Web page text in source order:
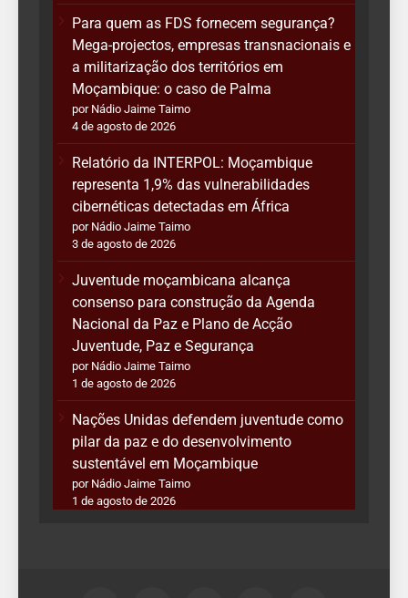
Para quem as FDS fornecem segurança?
Mega-projectos, empresas transnacionais e
a militarização dos territórios em
Moçambique: o caso de Palma
por Nádio Jaime Taimo
4 de agosto de 2026
Relatório da INTERPOL: Moçambique
representa 1,9% das vulnerabilidades
cibernéticas detectadas em África
por Nádio Jaime Taimo
3 de agosto de 2026
Juventude moçambicana alcança
consenso para construção da Agenda
Nacional da Paz e Plano de Acção
Juventude, Paz e Segurança
por Nádio Jaime Taimo
1 de agosto de 2026
Nações Unidas defendem juventude como
pilar da paz e do desenvolvimento
sustentável em Moçambique
por Nádio Jaime Taimo
1 de agosto de 2026